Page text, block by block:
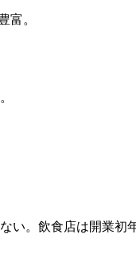
富。
い。飲食店は開業初